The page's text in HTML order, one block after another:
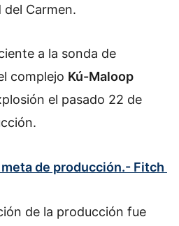
Carmen.
a la sonda de
complejo Kú-Maloop
el pasado 22 de
de producción.- Fitch
de la producción fue